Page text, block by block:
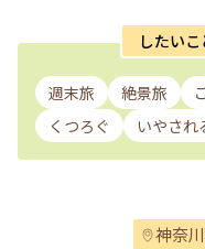
したい
週末旅 絶景旅
くつろぐ
いやされ
神奈